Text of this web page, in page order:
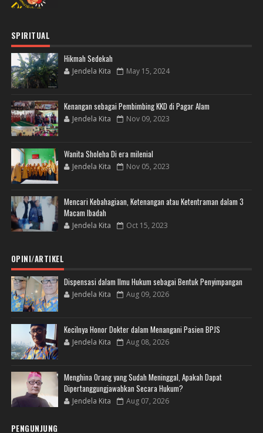
SPIRITUAL
Hikmah Sedekah
Jendela Kita May 15, 2024
Kenangan sebagai Pembimbing KKD di Pagar Alam
Jendela Kita Nov 09, 2023
Wanita Sholeha Di era milenial
Jendela Kita Nov 05, 2023
Mencari Kebahagiaan, Ketenangan atau Ketentraman dalam 3
Macam Ibadah
Jendela Kita Oct 15, 2023
OPINI/ARTIKEL
Dispensasi dalam Ilmu Hukum sebagai Bentuk Penyimpangan
Jendela Kita Aug 09, 2026
Kecilnya Honor Dokter dalam Menangani Pasien BPJS
Jendela Kita Aug 08, 2026
Menghina Orang yang Sudah Meninggal, Apakah Dapat
Dipertanggungjawabkan Secara Hukum?
Jendela Kita Aug 07, 2026
PENGUNJUNG